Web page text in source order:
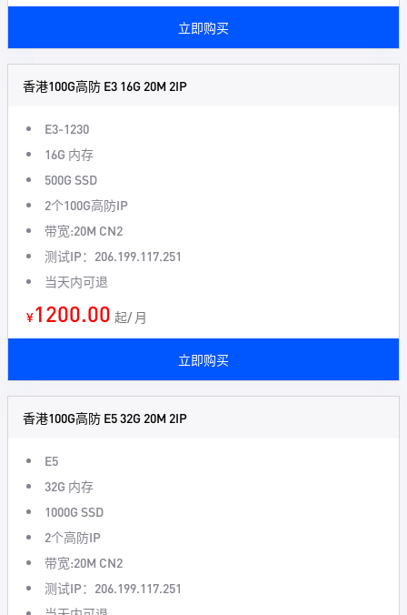
立即购买
香港100G高防 E3 16G 20M 2IP
E3-1230
16G 内存
500G SSD
2个100G高防IP
带宽:20M CN2
测试IP：206.199.117.251
当天内可退
¥1200.00 起/ 月
立即购买
香港100G高防 E5 32G 20M 2IP
E5
32G 内存
1000G SSD
2个高防IP
带宽:20M CN2
测试IP：206.199.117.251